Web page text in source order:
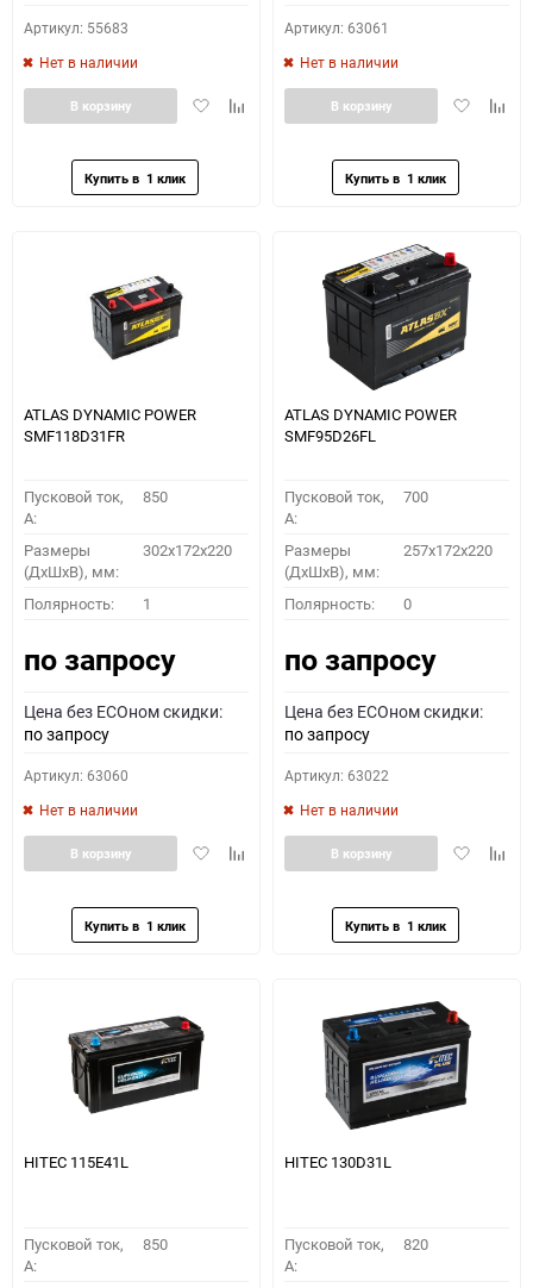
Артикул: 55683
Нет в наличии
ДобавитьДобавить
В корзину
Артикул: 63061
Нет в наличии
Добавить
В корзину
ATLAS DYNAMIC POWER
SMF118D31FR
Пусковой ток,
A:
850
Размеры
(ДхШхВ), мм:
302x172x220
Полярность: 1
по запросу
Цена без ECOном скидки:
по запросу
Артикул: 63060
Нет в наличии
ДобавитьДобавить
В корзину
ATLAS DYNAMIC POWER
SMF95D26FL
Пусковой ток,
A:
700
Размеры
(ДхШхВ), мм:
257x172x220
Полярность: 0
по запросу
Цена без ECOном скидки:
по запросу
Артикул: 63022
Нет в наличии
Добавить
В корзину
HITEC 115E41L
Пусковой ток,
A:
850
HITEC 130D31L
Пусковой ток,
A:
820